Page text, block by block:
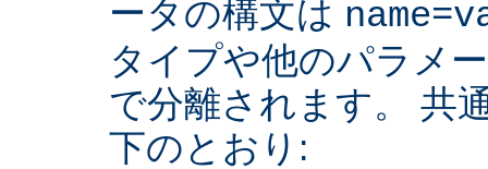
ータの構文は
タイプや他のパラメ
で分離されます。 共
下のとおり: